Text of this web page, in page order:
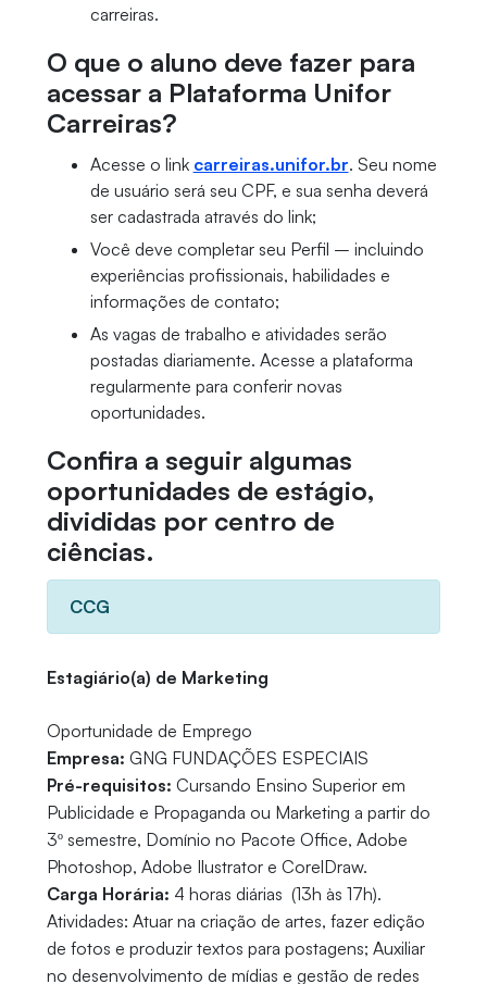
carreiras.
O que o aluno deve fazer para
acessar a Plataforma Unifor
Carreiras?
Acesse o link carreiras.unifor.br. Seu nome
de usuário será seu CPF, e sua senha deverá
ser cadastrada através do link;
Você deve completar seu Perfil – incluindo
experiências profissionais, habilidades e
informações de contato;
As vagas de trabalho e atividades serão
postadas diariamente. Acesse a plataforma
regularmente para conferir novas
oportunidades.
Confira a seguir algumas
oportunidades de estágio,
divididas por centro de
ciências.
CCG
Estagiário(a) de Marketing
Oportunidade de Emprego
Empresa: GNG FUNDAÇÕES ESPECIAIS
Pré-requisitos: Cursando Ensino Superior em
Publicidade e Propaganda ou Marketing a partir do
3º semestre, Domínio no Pacote Office, Adobe
Photoshop, Adobe Ilustrator e CorelDraw.
Carga Horária: 4 horas diárias (13h às 17h).
Atividades: Atuar na criação de artes, fazer edição
de fotos e produzir textos para postagens; Auxiliar
no desenvolvimento de mídias e gestão de redes